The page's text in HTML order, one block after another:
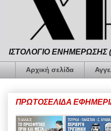
ΙΣΤΟΛΟΓΙΟ ΕΝΗΜΕΡΩΣΗΣ
Αρχική σελίδα
ΠΡΩΤΟΣΕΛΙΔΑ